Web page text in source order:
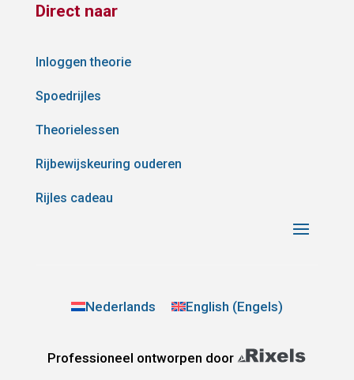
Direct naar
Inloggen theorie
Spoedrijles
Theorielessen
Rijbewijskeuring ouderen
Rijles cadeau
Nederlands English (Engels)
Professioneel ontworpen door